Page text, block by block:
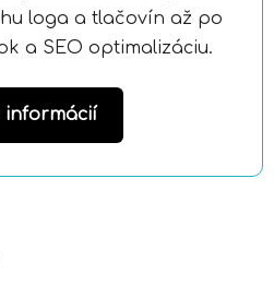
loga a tlačovín až po
a SEO optimalizáciu.
informácií